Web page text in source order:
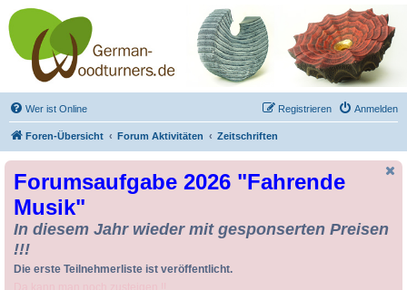
Drechseln und
Kunsthandwerk -
German-Woodturners
*Forum Sauerland*
Der Treffpunkt für Drechsler und Freunde des Kunsthandwerks
Wer ist Online Anmelden
Registrieren
Foren-Übersicht Forum Aktivitäten Zeitschriften
Forumsaufgabe 2026 "Fahrende
Musik"
In diesem Jahr wieder mit gesponserten Preisen
!!!
Die erste Teilnehmerliste ist veröffentlicht.